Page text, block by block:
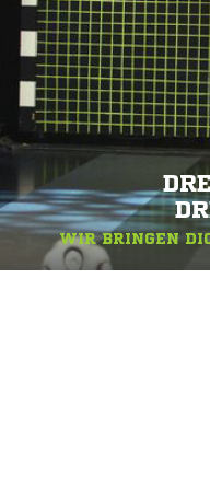
WIR BRINGEN